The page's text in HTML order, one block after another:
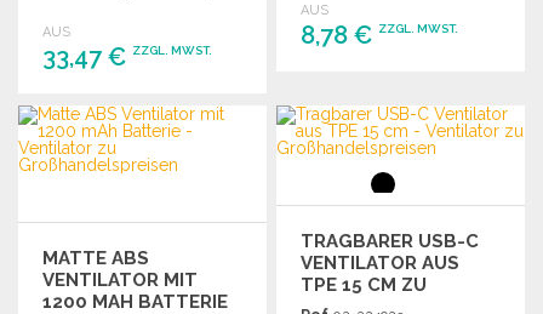
integrierten 4000 mAh
Batterie.
AUS
33,47 € ZZGL. MWST.
BESTELLEN
Angebot anfordern
Großhandel, um Ihre
Verkaufsstellen und
AUS
8,78 € ZZGL. MWST.
Angebot anfordern
MATTE ABS
VENTILATOR MIT
1200 MAH BATTERIE
TRAGBARER USB-C
VENTILATOR AUS
TPE 15 CM ZU
GROSSHANDELSPREISEN